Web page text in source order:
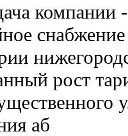
рост
аб